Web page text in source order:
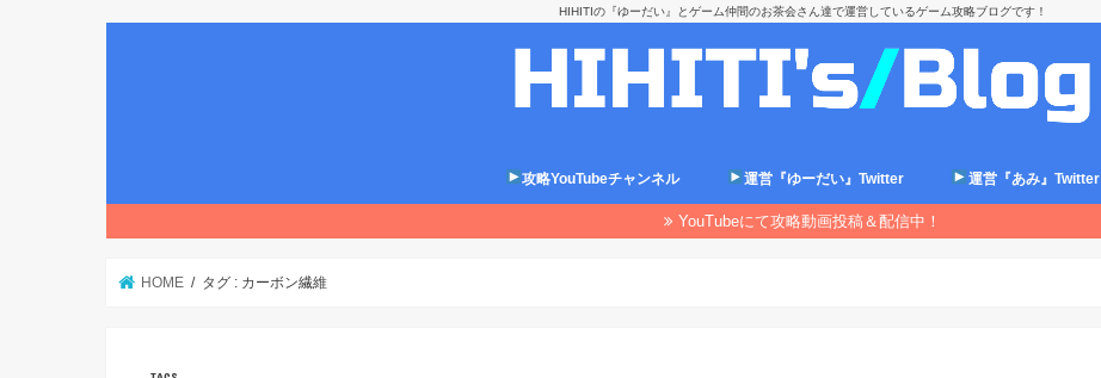
HIHITIの『ゆーだい』とゲーム仲間のお茶会さん達で運営しているゲーム攻略ブログです！
攻略YouTubeチャンネル 運営『ゆーだい』Twitter 運営『あみ』Twitter
YouTubeにて攻略動画投稿＆配信中！
HOME タグ : カーボン繊維